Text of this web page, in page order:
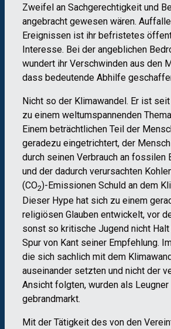
Zweifel an Sachgerechtigkeit und
angebracht gewesen wären.
Ereignissen ist ihr befristetes
Interesse. Bei der angeblichen
wundert ihr Verschwinden aus den
dass bedeutende Abhilfe
Nicht so der Klimawandel. Er ist
zu einem weltumspannenden
Einem beträchtlichen Teil der
geradezu eingetrichtert, der
durch seinen Verbrauch an fossilen
und der dadurch verursachten
(CO2)-Emissionen Schuld an dem
Dieser Hype hat sich zu einem
religiösen Glauben entwickelt, vor
sonst so kritische Jugend nicht Halt
Spur von Kant seiner Empfehlung.
die sich sachlich mit dem
auseinander setzten und nicht der
Ansicht folgten, wurden als Leugner
gebrandmarkt.
Mit der Tätigkeit des von den